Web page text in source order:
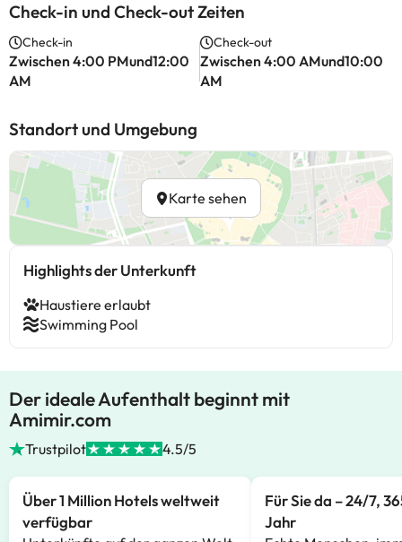
Check-in und Check-out Zeiten
Check-in
Zwischen 4:00 PMund12:00
AM
Check-out
Zwischen 4:00 AMund10:00
AM
Standort und Umgebung
Karte sehen
Highlights der Unterkunft
Haustiere erlaubt
Swimming Pool
Der ideale Aufenthalt beginnt mit
Amimir.com
Trustpilot 4.5/5
Über 1 Million Hotels weltweit
verfügbar
Für Sie da – 24/7,
Jahr